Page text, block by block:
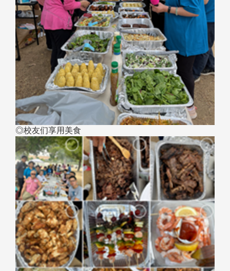
◎校友们享用美食